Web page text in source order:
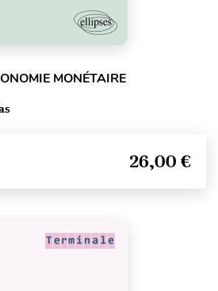
MONÉTAIRE
26,00 €